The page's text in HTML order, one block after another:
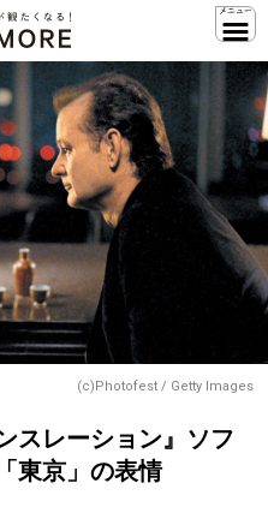
(c)Photofest / Getty Images
スレーション』ソフ
東京」の表情